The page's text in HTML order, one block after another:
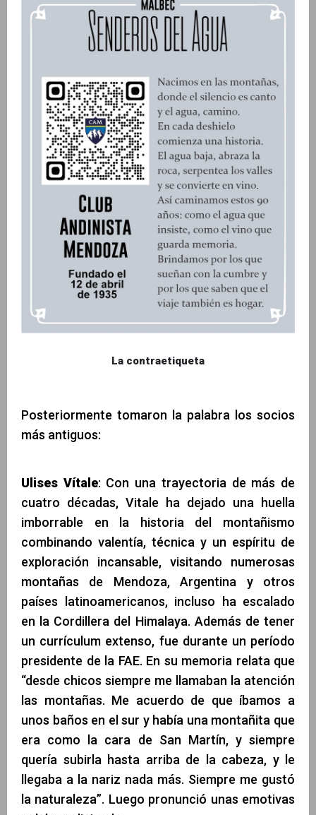
La contraetiqueta
Posteriormente tomaron la palabra los socios
más antiguos:
Ulises Vítale: Con una trayectoria de más de
cuatro décadas, Vitale ha dejado una huella
imborrable en la historia del montañismo
combinando valentía, técnica y un espíritu de
exploración incansable, visitando numerosas
montañas de Mendoza, Argentina y otros
países latinoamericanos, incluso ha escalado
en la Cordillera del Himalaya. Además de tener
un currículum extenso, fue durante un período
presidente de la FAE. En su memoria relata que
“desde chicos siempre me llamaban la atención
las montañas. Me acuerdo de que íbamos a
unos baños en el sur y había una montañita que
era como la cara de San Martín, y siempre
quería subirla hasta arriba de la cabeza, y le
llegaba a la nariz nada más. Siempre me gustó
la naturaleza”. Luego pronunció unas emotivas